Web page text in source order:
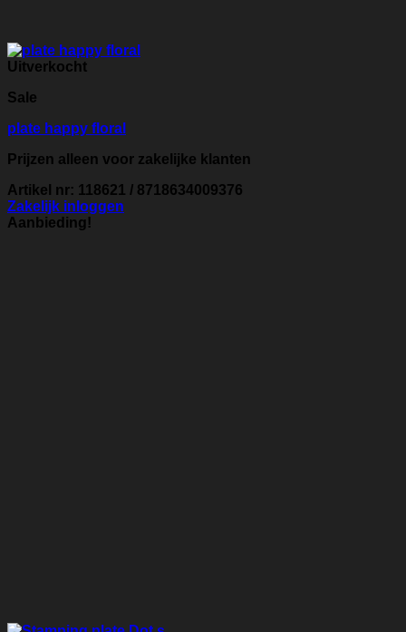
Uitverkocht
Sale
plate happy floral
Prijzen alleen voor zakelijke klanten
Artikel nr: 118621 / 8718634009376
Zakelijk inloggen
Aanbieding!